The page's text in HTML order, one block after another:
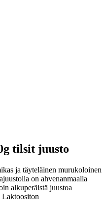
tilsit juusto
ja täyteläinen murukoloinen
on ahvenanmaalla
alkuperäistä juustoa
Laktoositon